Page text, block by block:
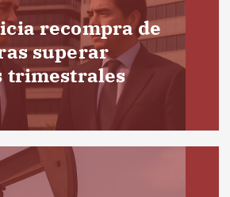
recompra de
superar
trimestrales